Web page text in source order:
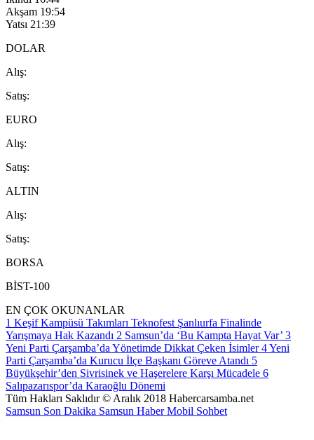
Akşam 19:54
Yatsı 21:39
DOLAR
Alış:
Satış:
EURO
Alış:
Satış:
ALTIN
Alış:
Satış:
BORSA
BİST-100
EN ÇOK OKUNANLAR
1 Keşif Kampüsü Takımları Teknofest Şanlıurfa Finalinde
Yarışmaya Hak Kazandı 2 Samsun’da ‘Bu Kampta Hayat Var’ 3
Yeni Parti Çarşamba’da Yönetimde Dikkat Çeken İsimler 4Yeni
Parti Çarşamba’da Kurucu İlçe Başkanı Göreve Atandı 5
Büyükşehir’den Sivrisinek ve Haşerelere Karşı Mücadele 6
Salıpazarıspor’da Karaoğlu Dönemi
Tüm Hakları Saklıdır © Aralık 2018 Habercarsamba.net
Samsun Son Dakika Samsun HaberMobil Sohbet